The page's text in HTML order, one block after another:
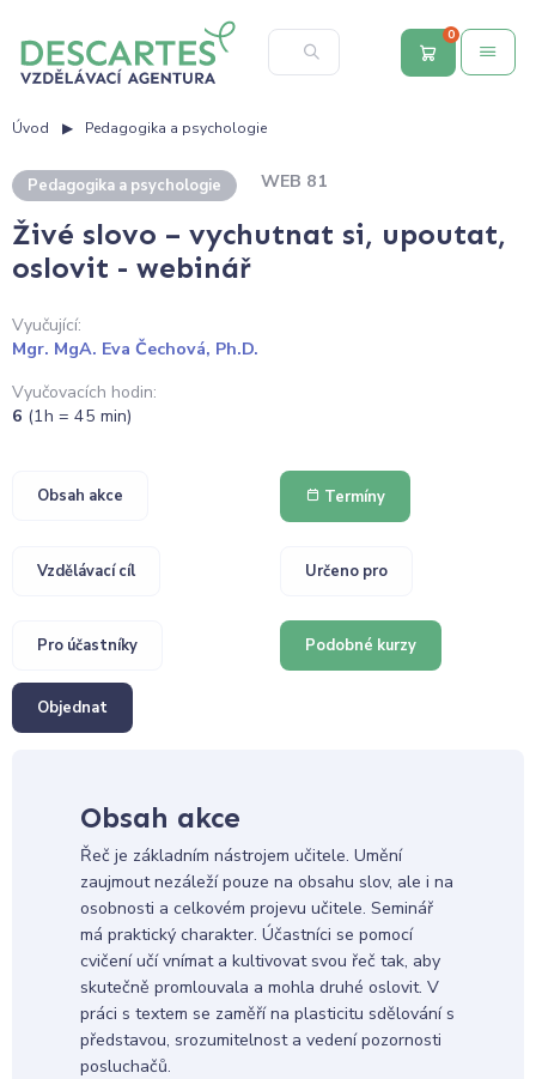
0
Úvod Pedagogika a psychologie
Pedagogika a psychologie WEB 81
Živé slovo – vychutnat si, upoutat,
oslovit - webinář
Vyučující:
Mgr. MgA. Eva Čechová, Ph.D.
Vyučovacích hodin:
6 (1h = 45 min)
Obsah akce Termíny
Vzdělávací cíl Určeno pro
Pro účastníky Podobné kurzy
Objednat
Obsah akce
Řeč je základním nástrojem učitele. Umění
zaujmout nezáleží pouze na obsahu slov, ale i na
osobnosti a celkovém projevu učitele. Seminář
má praktický charakter. Účastníci se pomocí
cvičení učí vnímat a kultivovat svou řeč tak, aby
skutečně promlouvala a mohla druhé oslovit. V
práci s textem se zaměří na plasticitu sdělování s
představou, srozumitelnost a vedení pozornosti
posluchačů.